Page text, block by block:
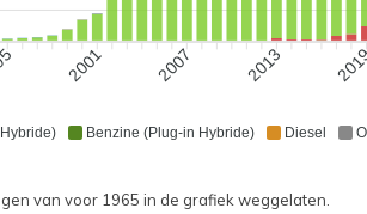
Benzine (Plug-in Hybride) Diesel
2001 2007 2013
van voor 1965 in de grafiek weggelaten.